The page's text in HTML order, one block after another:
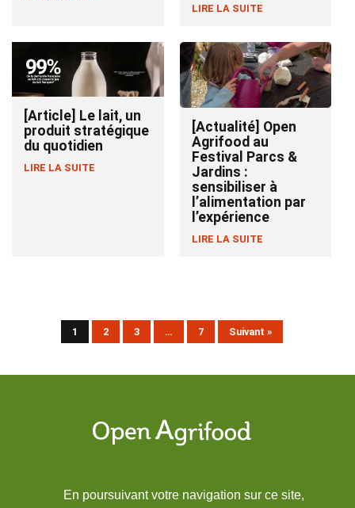
En poursuivant votre navigation sur ce site,
LIRE LA SUITE
[Article] Le lait, un
produit stratégique
du quotidien
LIRE LA SUITE
[Actualité] Open
Agrifood au
Festival Parcs &
Jardins :
sensibiliser à
l’alimentation par
l’expérience
LIRE LA SUITE
1 2 3 … 7 Suivant »